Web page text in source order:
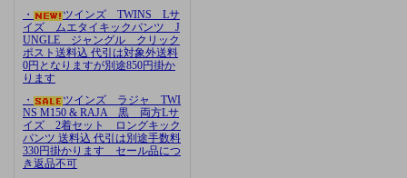
・
ツインズ TWINS Lサ
イズ ムエタイキックパンツ J
UNGLE ジャングル クリック
ポスト送料込 代引は対象外送料
0円となりますが別途850円掛か
ります
・
ツインズ ラジャ TWI
NS M150 & RAJA 黒 両方Lサ
イズ 2着セット ロングキック
パンツ 送料込 代引は別途手数料
330円掛かります セール品につ
き返品不可